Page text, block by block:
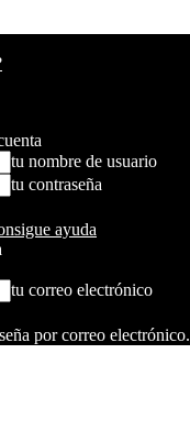
tu nombre de usuario
tu contraseña
ayuda
tu correo electrónico
por correo electrónico.